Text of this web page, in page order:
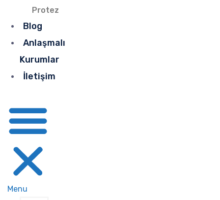
Protez
Blog
Anlaşmalı
Kurumlar
İletişim
Menu